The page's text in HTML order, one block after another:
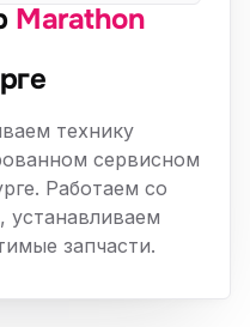
Marathon
технику
сервисном
Работаем со
устанавливаем
запчасти.